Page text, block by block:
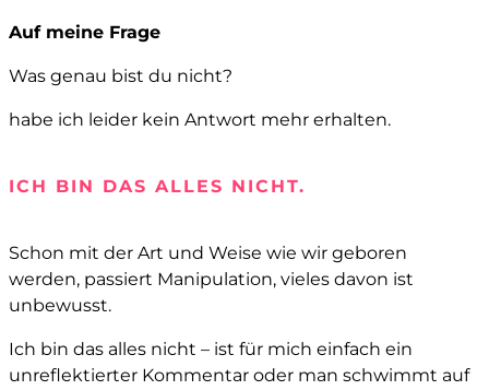
Auf meine Frage
Was genau bist du nicht?
habe ich leider kein Antwort mehr erhalten.
ICH BIN DAS ALLES NICHT.
Schon mit der Art und Weise wie wir geboren
werden, passiert Manipulation, vieles davon ist
unbewusst.
Ich bin das alles nicht – ist für mich einfach ein
unreflektierter Kommentar oder man schwimmt auf